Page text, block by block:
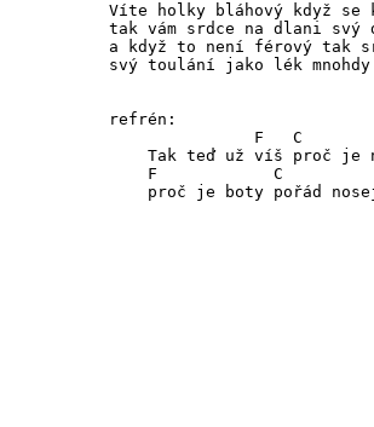
Víte holky bláhový když se
tak vám srdce na dlani svý
a když to není férový tak
svý toulání jako lék mnohdy
refrén:
F   C
Tak teď už víš proč je
F            C
proč je boty pořád